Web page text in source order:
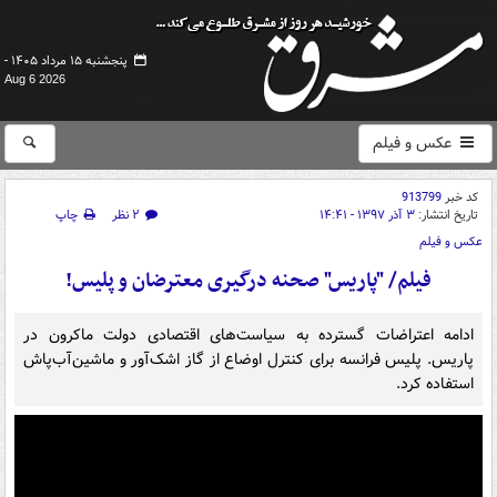
پنجشنبه ۱۵ مرداد ۱۴۰۵ -
Aug 6 2026
عکس و فیلم
کد خبر913799
تاریخ انتشار: ۳ آذر ۱۳۹۷ - ۱۴:۴۱ ۲ نظر
چاپ
عکس و فیلم
فیلم/ "پاریس" صحنه درگیری معترضان و پلیس!
ادامه اعتراضات گسترده به سیاست‌های اقتصادی دولت ماکرون در
پاریس. پلیس فرانسه برای کنترل اوضاع از گاز اشک‌آور و ماشین‌آب‌پاش
استفاده کرد.